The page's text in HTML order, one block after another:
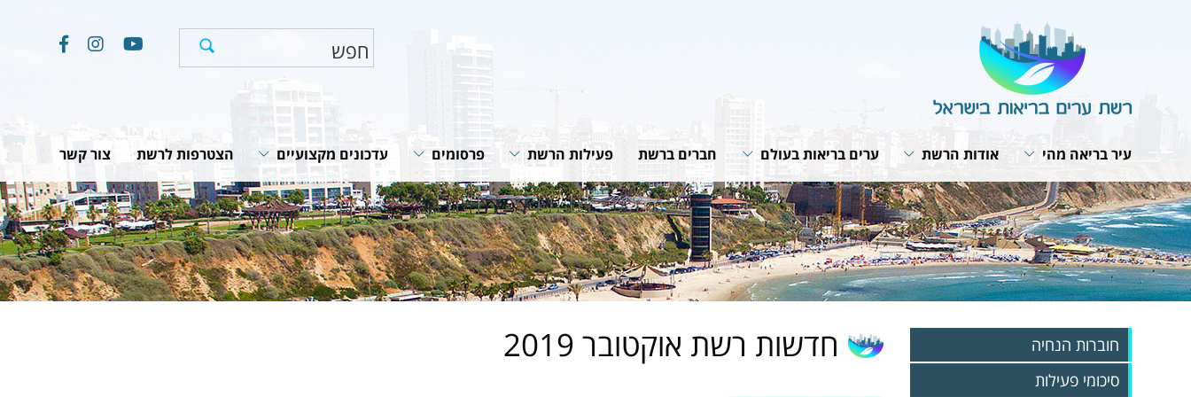
עיר בריאה מהי
תבנית פעולה
תפקיד המתאם
ועדת היגוי לעיר בריאה
פרופיל עירוני
תהליך תכנון עירוני
אודות הרשת
מבנה הרשת
חזון ומטרות
תפקיד הרשת
תקנון הרשת
הערכת הפעילות בערים
אמנת העיר הבריאה
ערים בריאות בעולם
תנאי חברות ברשת
האירופית של רשתות
תוכנית אסטרטגית של
רשת הרשתות
פעילות עולמית
מפגשי עבודה של הרשת
חברים ברשת פעילות הרשת
תוכניות ופעילות הרשת
שיתופי פעולה
פרסומים
חוברות הנחיה
סיכומי פעילות
מאמרים מקצועיים
חדשות רשת
עדכונים מקצועיים
חוקים, תקנות והמלצות
תוכניות לאומיות
מאמרים וכתבות
הצטרפות לרשת צור קשר
חוברות הנחיה
סיכומי פעילות
חדשות רשת אוקטובר 2019